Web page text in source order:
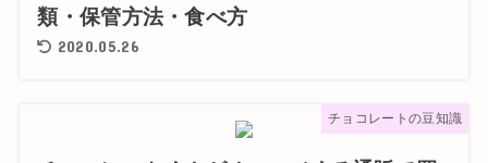
類・保管方法・食べ方
2020.05.26
チョコレートの豆知識